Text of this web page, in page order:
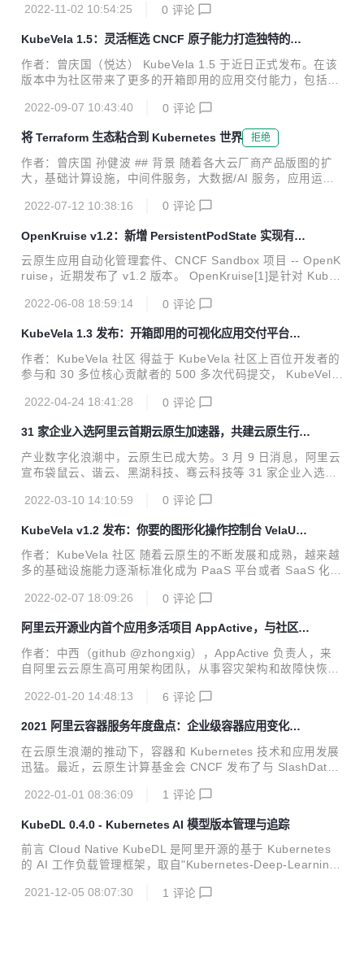
一管理，提供了诸如边缘自治...
力。通过近一年多的深度合作，BizWorks 通过 KubeVela 解
了一些实践，本文将分别通过介绍 BizWorks 在 KubeVela 使
用场景来讲述如何探索和实践云原生时代新一代 PaaS 平台持
续交付能力的落地。 BizWorks 介绍 BizWorks(https://bizwor
2022-11-02 10:54:25 0 评论
KubeVela 1.5：灵活框选 CNCF 原子能力打造独特的企
业应用发布平台
作者：曾庆国（悦达） KubeVela 1.5 于近日正式发布。在该
版本中为社区带来了更多的开箱即用的应用交付能力，包括新
浏览器；增强的金丝雀发布；优化多环境应用交付工作流等。
进一步提升和打磨了 KubeVela 作为应用交付平台的高扩展性
体验。另外，社区也正式开始推动项目提级到 CNCF Incubati
on 阶段，同时在多次社区会议中听取了多个社区标杆用户的
实践分享，这也证明了社区的良性发展。项目的成熟度，采纳
贡献。 KubeVela 近一年来发布了五个大...
2022-09-07 10:43:40 0 评论
将 Terraform 生态粘合到 Kubernetes 世界 拒绝
作者：曾庆国 孙健波 ## 背景 随着各大云厂商产品版图的扩
大，基础计算设施，中间件服务，大数据/AI 服务，应用运维
也有不少企业基于不同云厂商的服务作为基础来建设自己的企
近年来盛行，其中 Terrafrom 更是成功得到了几乎所有的云厂
商的采纳和支持。以 Terrafrom 模型为核心的云服务 IaC 生
态已经形成。然而在 Kubernetes 大行其道的今天，IaC 被冠
以更广大的想象空间，Terraform IaC 能力和生态成果如果融
入 Kubernetes 世界，我们认为这...
2022-07-12 10:38:16 0 评论
OpenKruise v1.2：新增 PersistentPodState 实现有状
态 Pod 拓扑固定与 IP 复用
云原生应用自动化管理套件、CNCF Sandbox 项目 -- OpenK
ruise，近期发布了 v1.2 版本。 OpenKruise[1]是针对 Kuber
维、稳定性防护等领域。所有的功能都通过 CRD 等标准方式
单条 helm 命令即可完成 Kruise 的一键部署，无需更多配
置。 版本解析 在 v1.2 版本中，OpenKruise 提供了一个名为
PersistentPodState 的新 CRD 和控制器，在 CloneSet statu
2022-06-08 18:59:14 0 评论
KubeVela 1.3 发布：开箱即用的可视化应用交付平台引
入插件生态、权限认证、版本化等企业级新特性
作者：KubeVela 社区 得益于 KubeVela 社区上百位开发者的
参与和 30 多位核心贡献者的 500 多次代码提交， KubeVela
版本在 OAM 核心引擎（Vela Core），可视化应用交付平台
些特性的诞生均源自于阿里巴巴、LINE、招商银行、爱奇艺等
社区用户大量的深度实践，最终贡献到 KubeVela 项目中，形
成大家可以开箱即用的功能。 现代化应用交付的痛点和挑战
痛点和挑战呢？ 1...
2022-04-24 18:41:28 0 评论
31 家企业入选阿里云首期云原生加速器，共建云原生行业
新生态
产业数字化浪潮中，云原生已成大势。3 月 9 日消息，阿里云
宣布袋鼠云、谐云、黑湖科技、骞云科技等 31 家企业入选阿
1/5 企业为 C 轮及以上。入选企业总估值超过 338 亿，覆盖
业新生态，共同实现云原生技术升级。 据悉，阿里云在 2021
年启动了云原生加速器计划，致力于发掘和寻找云原生领域优
秀的创新企业，帮助企业破解成长密码。在为期一年的加速成
接，开放阿里云生态和业务资源，提供技术和产品支持，链接
2022-03-10 14:10:59 0 评论
KubeVela v1.2 发布：你要的图形化操作控制台 VelaUX
终于来了！
作者：KubeVela 社区 随着云原生的不断发展和成熟，越来越
多的基础设施能力逐渐标准化成为 PaaS 平台或者 SaaS 化产
发、测试一直到运维、基础设施全部分多种角色系统完成。如
“左移”到了开发者身上，测试左移、监控左移、安全左移，以
及 DevOps 等一系列理念都是在强调，通过开源项目或者云
的产品和服务将测试、监控、安全、运维等一系列事务提前到
战，开发者对底层五花八门的产品和复杂 API 缺乏掌控力，他
2022-02-07 18:09:26 0 评论
阿里云开源业内首个应用多活项目 AppActive，与社区共
建云原生容灾标准
作者：中西（github @zhongxig），AppActive 负责人，来
自阿里云云原生高可用架构团队，从事容灾架构和故障快恢的
aosblade 开源后，第三个重磅高可用产品：应用多活 AppAct
靠的企业级生产系统，提高企业面对容灾、容错、容量等问题
的稳态系统建设能力。 1 月 11 日，在上海的云原生实战峰会
上，阿里云智能研究员丁宇发布了“应用多活技术白皮书”，同
云对外开源“应用多活”中间件：AppActiv...
2022-01-20 14:48:13 6 评论
2021 阿里云容器服务年度盘点：企业级容器应用变化和
技术趋势观察
在云原生浪潮的推动下，容器和 Kubernetes 技术和应用发展
迅猛。最近，云原生计算基金会 CNCF 发布了与 SlashData
“Kubernetes 在过去的 12 个月取得了令人瞩目的增长——今
拥有 500 多名员工的大型组织而言，Kubernetes 和容器的采
用率猛增，这意味着 Kubernetes 已经完全满足企业的需求。
很多时候，开发人员甚至在没有意识到 Kubernetes 的情况下
就在使用它。” 云原生已经成为数字经济技术的创新基石，与
此同时，容器...
2022-01-01 08:36:09 1 评论
KubeDL 0.4.0 - Kubernetes AI 模型版本管理与追踪
前言 Cloud Native KubeDL 是阿里开源的基于 Kubernetes
的 AI 工作负载管理框架，取自"Kubernetes-Deep-Learnin
作业调度与管理的经验反哺社区。目前 KubeDL 已经进入 CN
2021-12-05 08:07:30 1 评论